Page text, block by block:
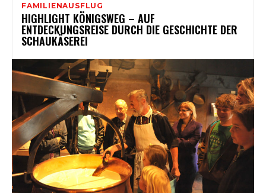
FAMILIENAUSFLUG
HIGHLIGHT KÖNIGSWEG – AUF
ENTDECKUNGSREISE DURCH DIE GESCHICHTE DER
SCHAUKÄSEREI